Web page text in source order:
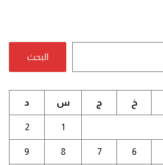
البحث
خ ج س د
1
2
6
7
8
9